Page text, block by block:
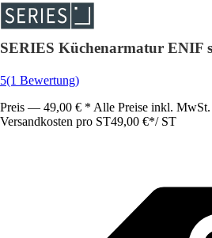
SERIES Küchenarmatur ENIF
5(1 Bewertung)
Preis — 49,00 € * Alle Preise inkl. MwSt.
Versandkosten pro ST49,00 €*/ ST